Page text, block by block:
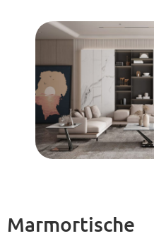
Marmortische